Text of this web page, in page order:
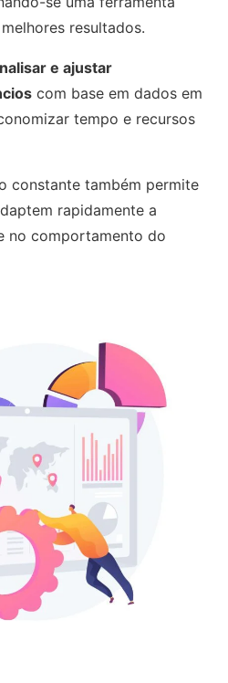
resultados.
e ajustar
com base em dados em
tempo e recursos
constante também permite
rapidamente a
no comportamento do